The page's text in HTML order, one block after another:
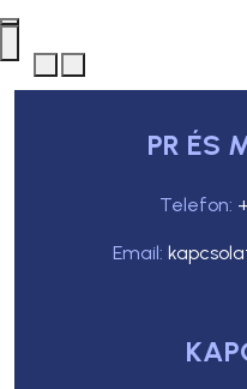
PR ÉS
Telefon:
Email: